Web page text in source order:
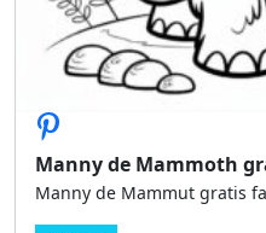
Manny de Mammoth
Manny de Mammut gratis